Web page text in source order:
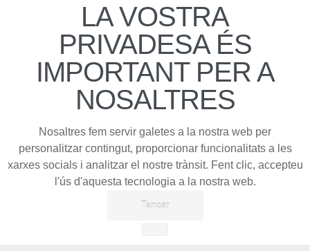
LA VOSTRA
PRIVADESA ÉS
IMPORTANT PER A
NOSALTRES
Nosaltres fem servir galetes a la nostra web per
personalitzar contingut, proporcionar funcionalitats a les
xarxes socials i analitzar el nostre trànsit. Fent clic, accepteu
l'ús d'aquesta tecnologia a la nostra web.
Tancar